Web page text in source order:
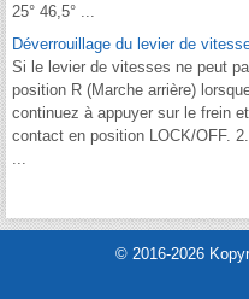
25° 46,5° ...
Déverrouillage du levier de
Si le levier de vitesses ne peut
position R (Marche arrière)
continuez à appuyer sur le frein
contact en position LOCK/OFF.
...
© 2016-2026